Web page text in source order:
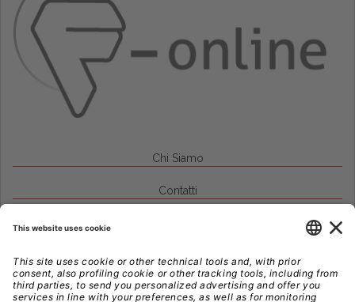
Chi Siamo
Contatti
Note Legali
Privacy